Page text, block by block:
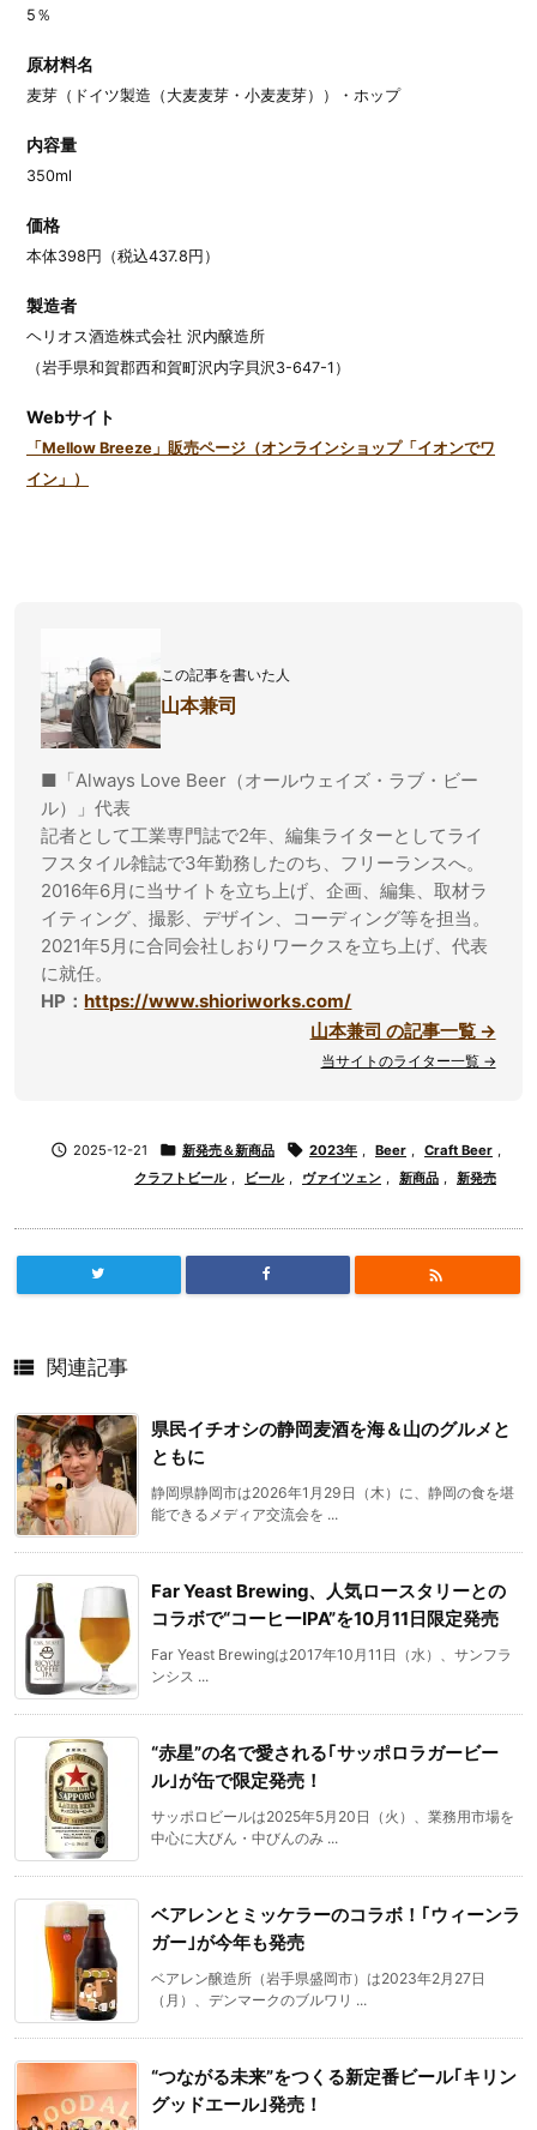
5％
原材料名
麦芽（ドイツ製造（大麦麦芽・小麦麦芽））・ホップ
内容量
350ml
価格
本体398円（税込437.8円）
製造者
ヘリオス酒造株式会社 沢内醸造所
（岩手県和賀郡西和賀町沢内字貝沢3-647-1）
Webサイト
「Mellow Breeze」販売ページ（オンラインショップ「イオンでワ
イン」）
この記事を書いた人
山本兼司
■「Always Love Beer（オールウェイズ・ラブ・ビー
ル）」代表
記者として工業専門誌で2年、編集ライターとしてライ
フスタイル雑誌で3年勤務したのち、フリーランスへ。
2016年6月に当サイトを立ち上げ、企画、編集、取材ラ
イティング、撮影、デザイン、コーディング等を担当。
2021年5月に合同会社しおりワークスを立ち上げ、代表
に就任。
HP：https://www.shioriworks.com/
山本兼司 の記事一覧 →
当サイトのライター一覧 →
 2025-12-21  新発売＆新商品  2023年 , Beer , Craft Beer ,
クラフトビール , ビール , ヴァイツェン , 新商品 , 新発売

 関連記事
県民イチオシの静岡麦酒を海＆山のグルメと
ともに
静岡県静岡市は2026年1月29日（木）に、静岡の食を堪
能できるメディア交流会を ...
Far Yeast Brewing、人気ロースタリーとの
コラボで“コーヒーIPA”を10月11日限定発売
Far Yeast Brewingは2017年10月11日（水）、サンフラ
ンシス ...
“赤星”の名で愛される｢サッポロラガービー
ル｣が缶で限定発売！
サッポロビールは2025年5月20日（火）、業務用市場を
中心に大びん・中びんのみ ...
ベアレンとミッケラーのコラボ！｢ウィーンラ
ガー｣が今年も発売
ベアレン醸造所（岩手県盛岡市）は2023年2月27日
（月）、デンマークのブルワリ ...
“つながる未来”をつくる新定番ビール｢キリン
グッドエール｣発売！